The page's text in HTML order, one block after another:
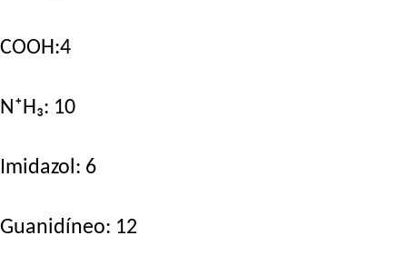
COOH:4
N⁺H₃: 10
Imidazol: 6
Guanidíneo: 12